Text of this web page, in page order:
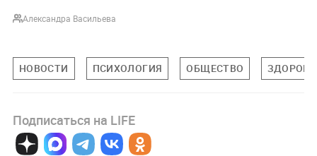
Александра Васильева
НОВОСТИ ПСИХОЛОГИЯ ОБЩЕСТВО
Подписаться на LIFE